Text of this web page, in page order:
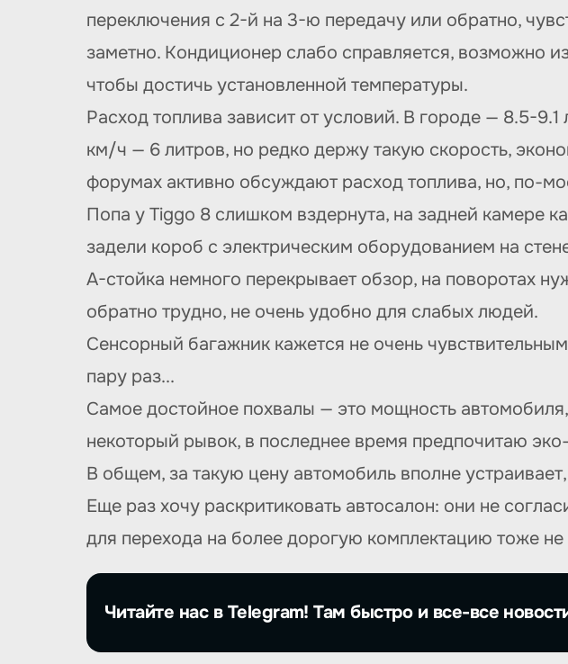
переключения с 2-й на 3-ю передачу или обратно,
заметно. Кондиционер слабо справляется, возможно
чтобы достичь установленной температуры.
Расход топлива зависит от условий. В городе — 8.5-
км/ч — 6 литров, но редко держу такую скорость,
форумах активно обсуждают расход топлива, но, по-
Попа у Tiggo 8 слишком вздернута, на задней камере
задели короб с электрическим оборудованием на
A-стойка немного перекрывает обзор, на поворотах
обратно трудно, не очень удобно для слабых людей.
Сенсорный багажник кажется не очень
пару раз...
Самое достойное похвалы — это мощность
некоторый рывок, в последнее время предпочитаю
В общем, за такую цену автомобиль вполне
Еще раз хочу раскритиковать автосалон: они не
для перехода на более дорогую комплектацию тоже
Читайте нас в Telegram! Там быстро и все-все